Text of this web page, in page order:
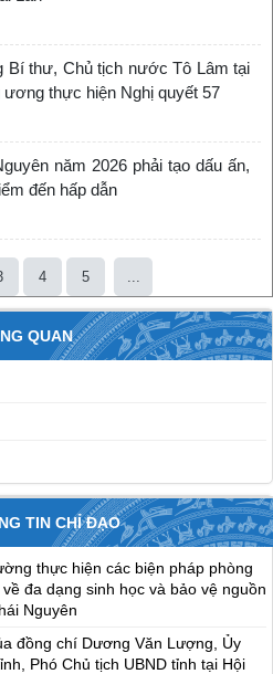
Bí thư, Chủ tịch nước Tô Lâm tại
ương thực hiện Nghị quyết 57
năm 2026 phải tạo dấu ấn,
đến hấp dẫn
4 5
QUAN
TIN CHỈ ĐẠO
thực hiện các biện pháp phòng
đa dạng sinh học và bảo vệ nguồn
Nguyên
đồng chí Dương Văn Lượng, Ủy
Phó Chủ tịch UBND tỉnh tại Hội